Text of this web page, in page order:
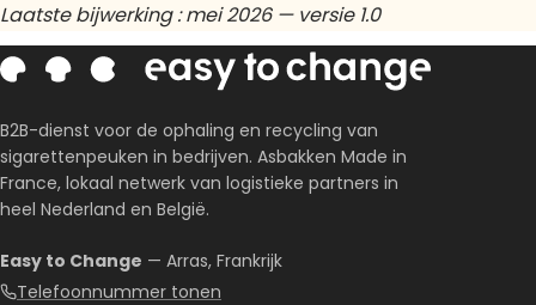
Laatste bijwerking : mei 2026 — versie 1.0
B2B-dienst voor de ophaling en recycling van
sigarettenpeuken in bedrijven. Asbakken Made in
France, lokaal netwerk van logistieke partners in
heel Nederland en België.
Easy to Change — Arras, Frankrijk
Telefoonnummer tonen